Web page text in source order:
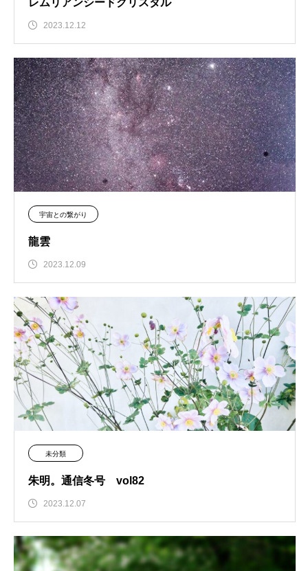
レムリアンシードクリスタル
2023.12.12
宇宙との繋がり
龍雲
2023.12.09
未分類
朱明。通信冬号 vol82
2023.12.07